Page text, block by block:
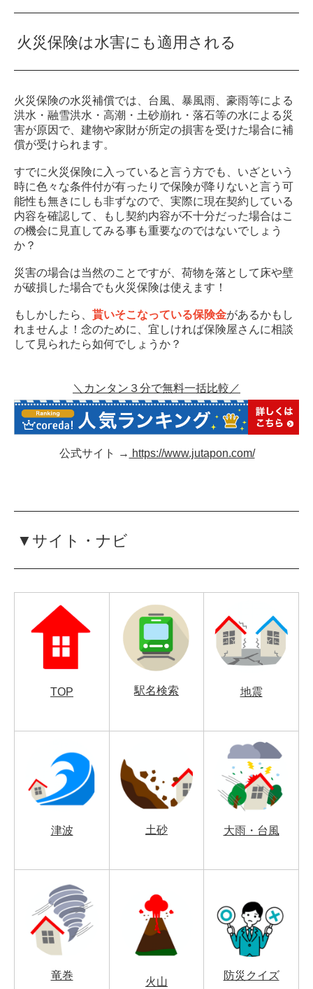
火災保険は水害にも適用される
火災保険の水災補償では、台風、暴風雨、豪雨等による
洪水・融雪洪水・高潮・土砂崩れ・落石等の水による災
害が原因で、建物や家財が所定の損害を受けた場合に補
償が受けられます。
すでに火災保険に入っていると言う方でも、いざという
時に色々な条件付が有ったりで保険が降りないと言う可
能性も無きにしも非ずなので、実際に現在契約している
内容を確認して、もし契約内容が不十分だった場合はこ
の機会に見直してみる事も重要なのではないでしょう
か？
災害の場合は当然のことですが、荷物を落として床や壁
が破損した場合でも火災保険は使えます！
もしかしたら、 貰いそこなっている保険金があるかもし
れませんよ！念のために、宜しければ保険屋さんに相談
して見られたら如何でしょうか？
＼カンタン３分で無料一括比較／
公式サイト → https://www.jutapon.com/
▼サイト・ナビ
TOP 駅名検索 地震
津波 土砂 大雨・台風
竜巻
火山
防災クイズ